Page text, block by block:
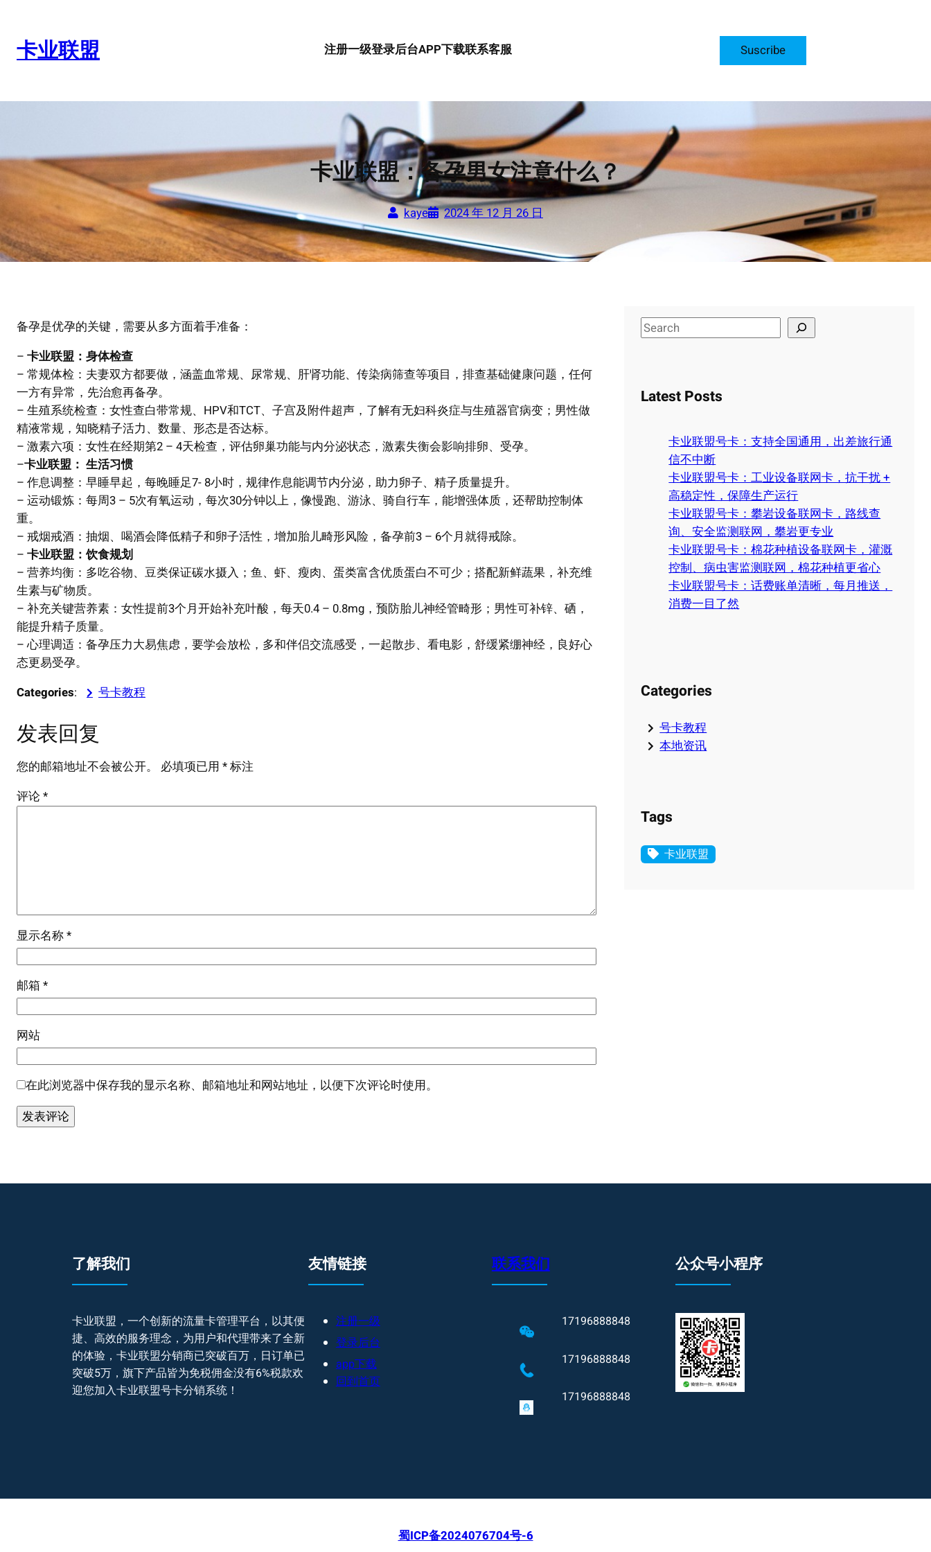
卡业联盟 注册一级登录后台APP下载联系客服 Suscribe
卡业联盟：备孕男女注意什么？
kaye 2024 年 12 月 26 日
备孕是优孕的关键，需要从多方面着手准备：
– 卡业联盟：身体检查
– 常规体检：夫妻双方都要做，涵盖血常规、尿常规、肝肾功能、传染病筛查等项目，排查基础健康问题，任何
一方有异常，先治愈再备孕。
– 生殖系统检查：女性查白带常规、HPV和TCT、子宫及附件超声，了解有无妇科炎症与生殖器官病变；男性做
精液常规，知晓精子活力、数量、形态是否达标。
– 激素六项：女性在经期第2 – 4天检查，评估卵巢功能与内分泌状态，激素失衡会影响排卵、受孕。
–卡业联盟： 生活习惯
– 作息调整：早睡早起，每晚睡足7- 8小时，规律作息能调节内分泌，助力卵子、精子质量提升。
– 运动锻炼：每周3 – 5次有氧运动，每次30分钟以上，像慢跑、游泳、骑自行车，能增强体质，还帮助控制体
重。
– 戒烟戒酒：抽烟、喝酒会降低精子和卵子活性，增加胎儿畸形风险，备孕前3 – 6个月就得戒除。
– 卡业联盟：饮食规划
– 营养均衡：多吃谷物、豆类保证碳水摄入；鱼、虾、瘦肉、蛋类富含优质蛋白不可少；搭配新鲜蔬果，补充维
生素与矿物质。
– 补充关键营养素：女性提前3个月开始补充叶酸，每天0.4 – 0.8mg，预防胎儿神经管畸形；男性可补锌、硒，
能提升精子质量。
– 心理调适：备孕压力大易焦虑，要学会放松，多和伴侣交流感受，一起散步、看电影，舒缓紧绷神经，良好心
态更易受孕。
Categories: 号卡教程
发表回复
您的邮箱地址不会被公开。 必填项已用 *标注
评论 *
显示名称*
邮箱 *
网站
在此浏览器中保存我的显示名称、邮箱地址和网站地址，以便下次评论时使用。
S
e
c
Latest Posts
卡业联盟号卡：支持全国通用，出差旅行通
信不中断
卡业联盟号卡：工业设备联网卡，抗干扰 +
高稳定性，保障生产运行
卡业联盟号卡：攀岩设备联网卡，路线查
询、安全监测联网，攀岩更专业
卡业联盟号卡：棉花种植设备联网卡，灌溉
控制、病虫害监测联网，棉花种植更省心
卡业联盟号卡：话费账单清晰，每月推送，
消费一目了然
Categories
号卡教程
本地资讯
Tags
卡业联盟
了解我们
卡业联盟，一个创新的流量卡管理平台，以其便
捷、高效的服务理念，为用户和代理带来了全新
的体验，卡业联盟分销商已突破百万，日订单已
突破5万，旗下产品皆为免税佣金没有6%税款欢
迎您加入卡业联盟号卡分销系统！
友情链接
注册一级
登录后台
app下载
回到首页
联系我们
17196888848
17196888848
17196888848
公众号小程序
蜀ICP备2024076704号-6